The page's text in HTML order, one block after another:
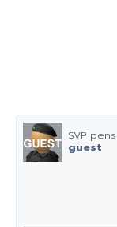
SVP
guest